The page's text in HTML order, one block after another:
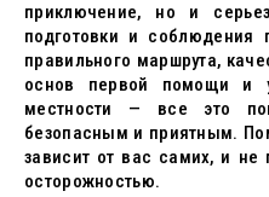
приключение, но и
подготовки и соблюдения
правильного маршрута,
основ первой помощи и
местности — все это
безопасным и приятным.
зависит от вас самих, и не
осторожностью.